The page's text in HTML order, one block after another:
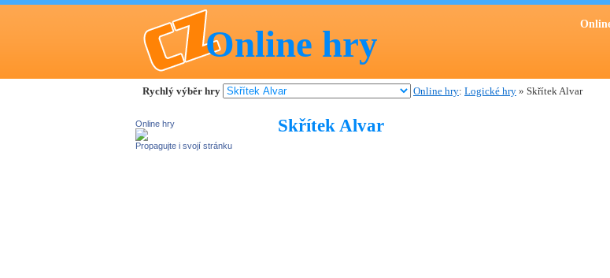
Online hry
Rychlý výběr hry Online hry: Logické hry » Skřítek Alvar
Online hry
Propagujte i svojí stránku
Skřítek Alvar